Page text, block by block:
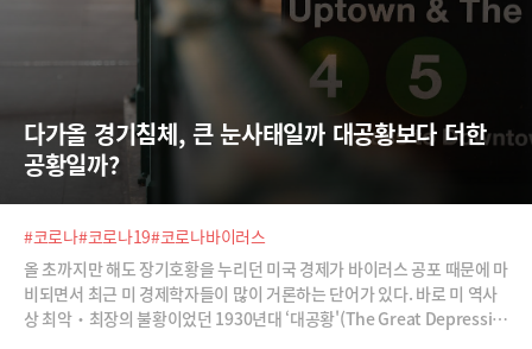
다가올 경기침체, 큰 눈사태일까 대공황보다 더한
공황일까?
#코로나#코로나19#코로나바이러스
올 초까지만 해도 장기호황을 누리던 미국 경제가 바이러스 공포 때문에 마
비되면서 최근 미 경제학자들이 많이 거론하는 단어가 있다. 바로 미 역사
상 최악‧최장의 불황이었던 1930년대 ‘대공황'(The Great Depressio